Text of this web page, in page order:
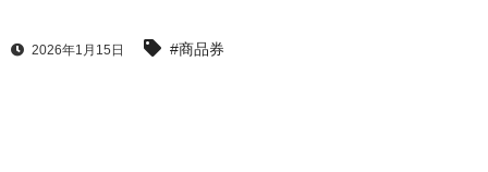
2026年1月15日 #商品券